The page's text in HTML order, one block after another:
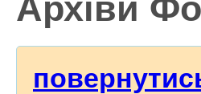
Архіви